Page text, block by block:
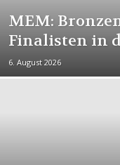
MEM:
Finalisten in
6. August 2026